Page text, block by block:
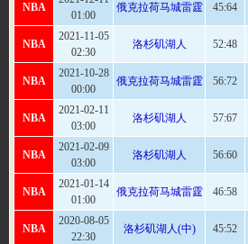
NBA
01:00
俄克拉荷马城雷霆 45:64
NBA
2021-11-05
02:30
洛杉矶湖人 52:48
NBA
2021-10-28
00:00
俄克拉荷马城雷霆 56:72
NBA
2021-02-11
03:00
洛杉矶湖人 57:67
NBA
2021-02-09
03:00
洛杉矶湖人 56:60
NBA
2021-01-14
01:00
俄克拉荷马城雷霆 46:58
NBA
2020-08-05
22:30
洛杉矶湖人(中) 45:52